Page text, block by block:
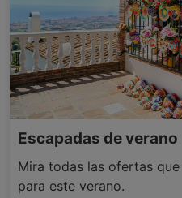
Escapadas de verano
Mira todas las ofertas
para este verano.